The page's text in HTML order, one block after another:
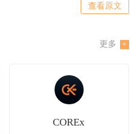
查看原文
更多
COREx